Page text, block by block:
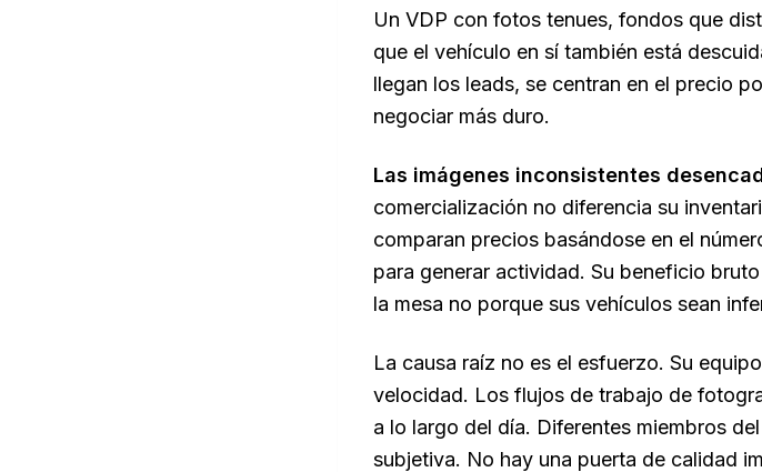
Un VDP con fotos tenues, fondos que
que el vehículo en sí también está
llegan los leads, se centran en el precio
negociar más duro.
Las imágenes inconsistentes
comercialización no diferencia su
comparan precios basándose en el
para generar actividad. Su beneficio
la mesa no porque sus vehículos sean
La causa raíz no es el esfuerzo. Su
velocidad. Los flujos de trabajo de
a lo largo del día. Diferentes miembros
subjetiva. No hay una puerta de calidad